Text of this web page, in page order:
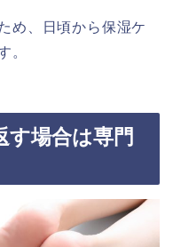
め、日頃から保湿ケ
。
す場合は専門